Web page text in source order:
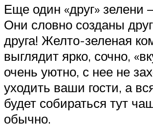
Еще один «друг» зелени
Они словно созданы
друга! Желто-зеленая
выглядит ярко, сочно,
очень уютно, с нее не
уходить ваши гости, а
будет собираться тут
обычно.